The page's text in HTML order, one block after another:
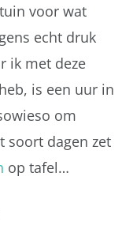
voor wat
echt druk
ik met deze
is een uur in
om
soort dagen zet
op tafel…